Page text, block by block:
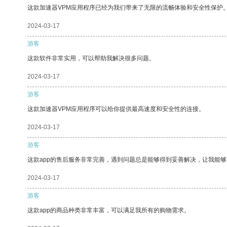
这款加速器VPM应用程序已经为我们带来了无限的流畅体验和安全性保护。
2024-03-17
游客
这款软件非常实用，可以帮助我解决很多问题。
2024-03-17
游客
这款加速器VPM应用程序可以给你提供最高速度和安全性的连接。
2024-03-17
游客
这款app的售后服务非常完善，遇到问题总是能够得到妥善解决，让我能够
2024-03-17
游客
这款app的商品种类非常丰富，可以满足我所有的购物需求。